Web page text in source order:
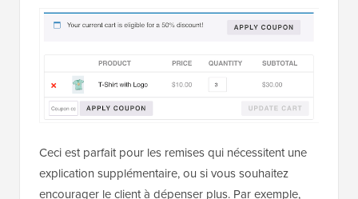
Ceci est parfait pour les remises qui nécessitent une
explication supplémentaire, ou si vous souhaitez
encourager le client à dépenser plus. Par exemple,